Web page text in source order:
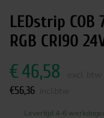
LEDstrip
RGB CRI90
€46,58
€56,36
Levertijd 4-6